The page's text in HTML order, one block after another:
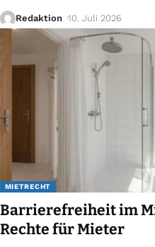
Redaktion 10. Juli 2026
MIETRECHT
Barrierefreiheit im
Rechte für Mieter